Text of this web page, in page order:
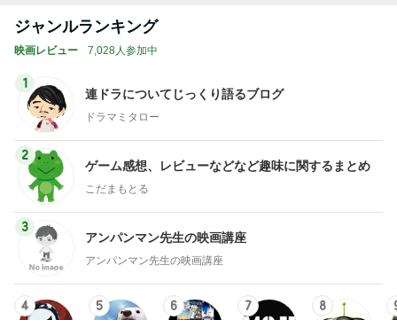
ジャンルランキング
映画レビュー 7,028人参加中
1
連ドラについてじっくり語るブログ
ドラマミタロー
2
ゲーム感想、レビューなどなど趣味に関するまとめ
こだまもとる
3
アンパンマン先生の映画講座
アンパンマン先生の映画講座
4 5 6 7 8